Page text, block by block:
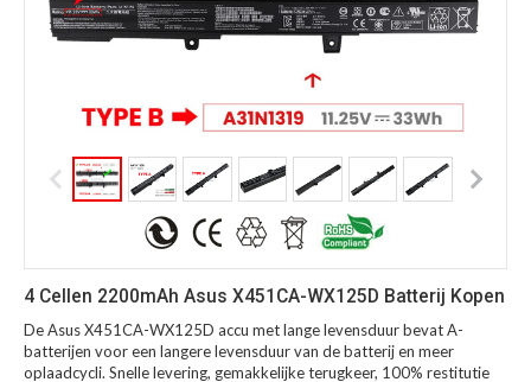
4 Cellen 2200mAh Asus X451CA-WX125D Batterij Kopen
De Asus X451CA-WX125D accu met lange levensduur bevat A-
batterijen voor een langere levensduur van de batterij en meer
oplaadcycli. Snelle levering, gemakkelijke terugkeer, 100% restitutie